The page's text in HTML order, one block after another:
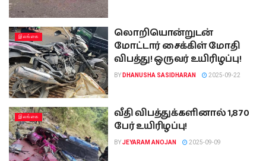
இலங்கை
லொறியொன்றுடன்
மோட்டார் சைக்கிள் மோதி
விபத்து! ஒருவர் உயிரிழப்பு!
BY DHANUSHA SASIDHARAN 2025-09-22
இலங்கை
வீதி விபத்துக்களினால் 1,870
பேர் உயிரிழப்பு!
BYJEYARAM ANOJAN 2025-09-09